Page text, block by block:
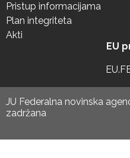
Pristup informacijama
Plan integriteta
Akti
EU
JU Federalna novinska
zadržana